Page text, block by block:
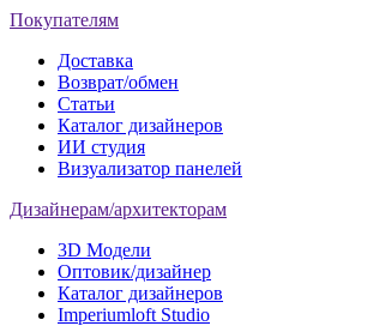
Покупателям
Доставка
Возврат/обмен
Статьи
Каталог дизайнеров
ИИ студия
Визуализатор панелей
Дизайнерам/архитекторам
3D Модели
Оптовик/дизайнер
Каталог дизайнеров
Imperiumloft Studio